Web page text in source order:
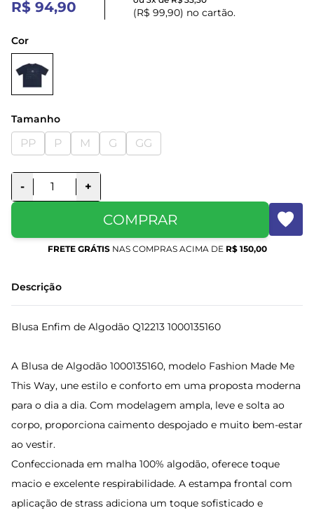
R$ 94,90 (R$ 99,90) no cartão.
Cor
Tamanho
PP P M G GG
- +
COMPRAR
FRETE GRÁTISNAS COMPRAS ACIMA DE R$ 150,00
Descrição
Blusa Enfim de Algodão Q12213 1000135160
A Blusa de Algodão 1000135160, modelo Fashion Made Me
This Way, une estilo e conforto em uma proposta moderna
para o dia a dia. Com modelagem ampla, leve e solta ao
corpo, proporciona caimento despojado e muito bem-estar
ao vestir.
Confeccionada em malha 100% algodão, oferece toque
macio e excelente respirabilidade. A estampa frontal com
aplicação de strass adiciona um toque sofisticado e